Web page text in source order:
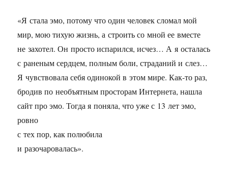
«Я стала эмо, потому что один человек сломал мой
мир, мою тихую жизнь, а строить со мной ее вместе
не захотел. Он просто испарился, исчез… А я осталась
с раненым сердцем, полным боли, страданий и слез…
Я чувствовала себя одинокой в этом мире. Как-то раз,
бродив по необъятным просторам Интернета, нашла
сайт про эмо. Тогда я поняла, что уже с 13 лет эмо,
ровно
с тех пор, как полюбила
и разочаровалась».